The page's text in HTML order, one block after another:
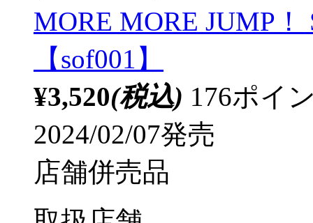
MORE MORE JUMP
【sof001】
¥3,520(税込) 176ポイ
2024/02/07発売
店舗併売品